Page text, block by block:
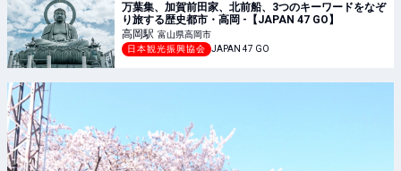
万葉集、加賀前田家、北前船、3つのキーワードをなぞ
り旅する歴史都市・高岡 -【JAPAN 47 GO】
高岡駅 富山県高岡市
日本観光振興協会
JAPAN 47 GO